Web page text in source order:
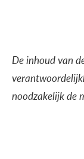
De inhoud van
noodzakelijk de